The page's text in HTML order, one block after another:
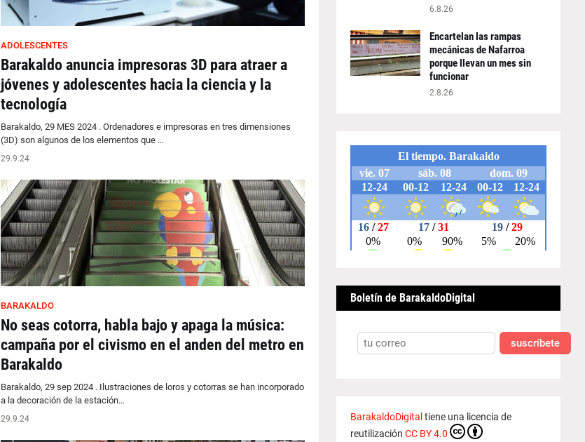
ADOLESCENTES
Barakaldo anuncia impresoras 3D para atraer a
jóvenes y adolescentes hacia la ciencia y la
tecnología
Barakaldo, 29 MES 2024 . Ordenadores e impresoras en tres dimensiones
(3D) son algunos de los elementos que …
29.9.24
BARAKALDO
No seas cotorra, habla bajo y apaga la música:
campaña por el civismo en el anden del metro en
Barakaldo
Barakaldo, 29 sep 2024 . Ilustraciones de loros y cotorras se han incorporado
a la decoración de la estación…
29.9.24
6.8.26
Encartelan las rampas
mecánicas de Nafarroa
porque llevan un mes sin
funcionar
2.8.26
Boletín de BarakaldoDigital
suscríbete
BarakaldoDigital tiene una licencia de
reutilización CC BY 4.0